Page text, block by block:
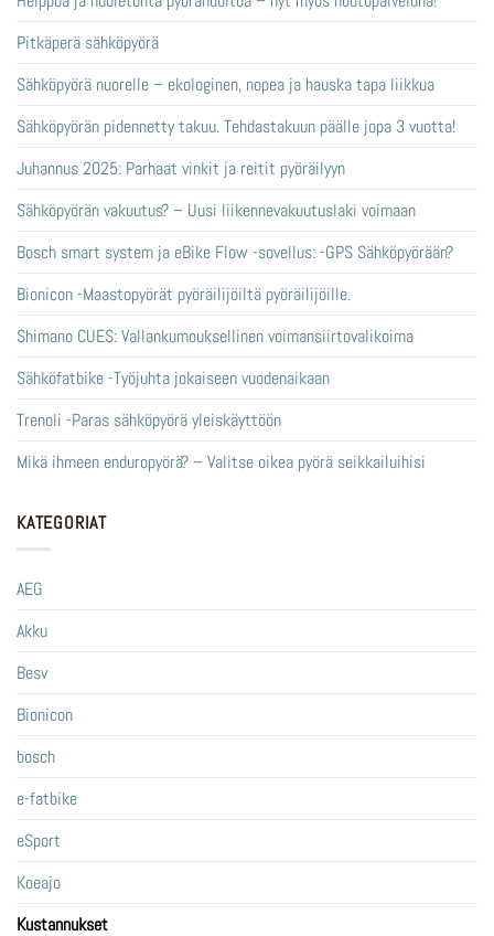
Pitkäperä sähköpyörä
Sähköpyörä nuorelle – ekologinen, nopea ja hauska tapa liikkua
Sähköpyörän pidennetty takuu. Tehdastakuun päälle jopa 3 vuotta!
Juhannus 2025: Parhaat vinkit ja reitit pyöräilyyn
Sähköpyörän vakuutus? – Uusi liikennevakuutuslaki voimaan
Bosch smart system ja eBike Flow -sovellus: -GPS Sähköpyörään?
Bionicon -Maastopyörät pyöräilijöiltä pyöräilijöille.
Shimano CUES: Vallankumouksellinen voimansiirtovalikoima
Sähköfatbike -Työjuhta jokaiseen vuodenaikaan
Trenoli -Paras sähköpyörä yleiskäyttöön
Mikä ihmeen enduropyörä? – Valitse oikea pyörä seikkailuihisi
KATEGORIAT
AEG
Akku
Besv
Bionicon
bosch
e-fatbike
eSport
Koeajo
Kustannukset